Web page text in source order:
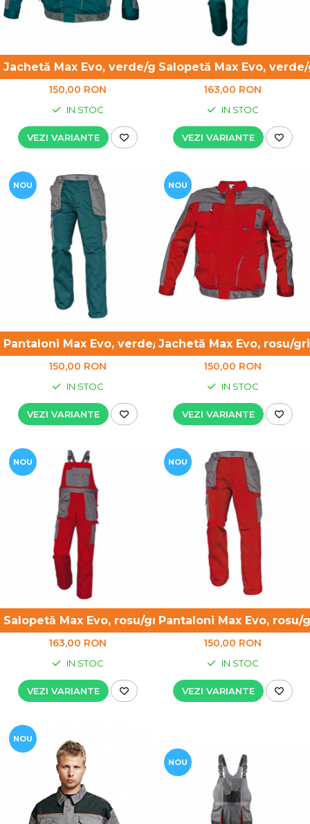
Jachetă Max Evo, verde/gri - lichidare de stoc
150,00 RON
IN STOC
VEZI VARIANTE
Salopetă Max Evo,
163,00 RON
IN STOC
VEZI VARIANTE
NOU
Pantaloni Max Evo, verde/gri - lichidare de stoc
150,00 RON
IN STOC
VEZI VARIANTE
NOU
Jachetă Max Evo, rosu/
150,00 RON
IN STOC
VEZI VARIANTE
NOU
Salopetă Max Evo, rosu/gri - lichidare de stoc
163,00 RON
IN STOC
VEZI VARIANTE
NOU
Pantaloni Max Evo,
150,00 RON
IN STOC
VEZI VARIANTE
NOU
NOU